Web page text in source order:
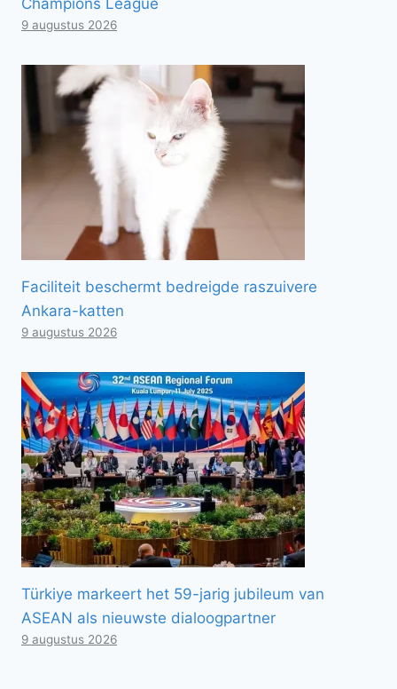
9 augustus 2026
Faciliteit beschermt bedreigde raszuivere
Ankara-katten
9 augustus 2026
Türkiye markeert het 59-jarig jubileum van
ASEAN als nieuwste dialoogpartner
9 augustus 2026